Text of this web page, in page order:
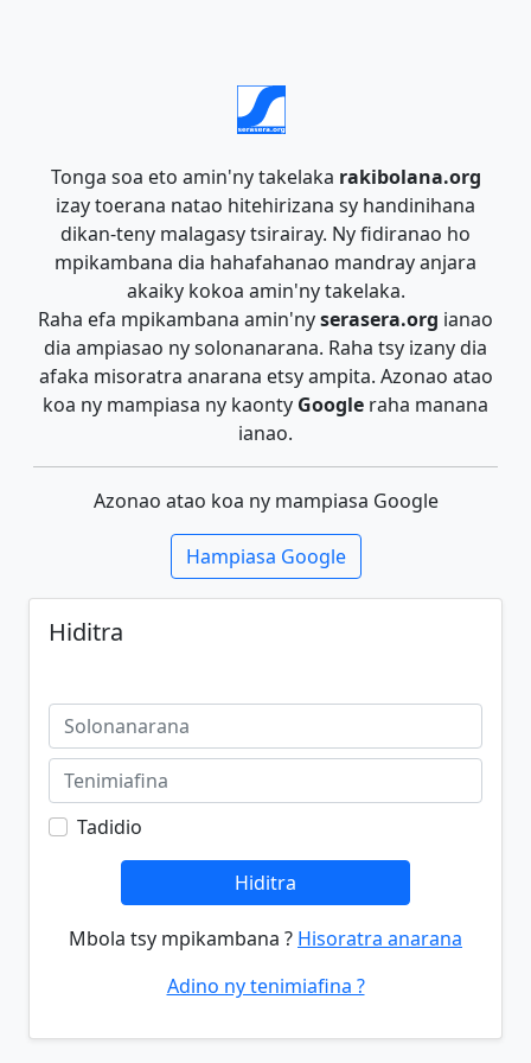
Tonga soa eto amin'ny takelaka rakibolana.org
izay toerana natao hitehirizana sy handinihana
dikan-teny malagasy tsirairay. Ny fidiranao ho
mpikambana dia hahafahanao mandray anjara
akaiky kokoa amin'ny takelaka.
Raha efa mpikambana amin'nyserasera.org ianao
dia ampiasao ny solonanarana. Raha tsy izany dia
afaka misoratra anarana etsy ampita. Azonao atao
koa ny mampiasa ny kaonty Google raha manana
ianao.
Azonao atao koa ny mampiasa Google
Hampiasa Google
Hiditra
Tadidio
Hiditra
Mbola tsy mpikambana ? Hisoratra anarana
Adino ny tenimiafina ?